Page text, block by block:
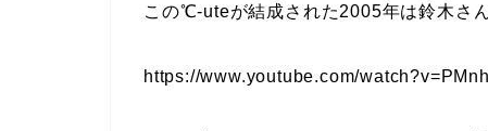
この℃-uteが結成された2005年は鈴木さ
https://www.youtube.com/